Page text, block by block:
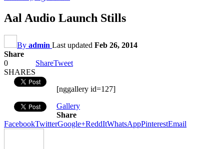
Aal Audio Launch Stills
By admin Last updated Feb 26, 2014
Share
0
SHARES
ShareTweet
[nggallery id=127]
Gallery
Share
FacebookTwitterGoogle+ReddItWhatsAppPinterestEmail